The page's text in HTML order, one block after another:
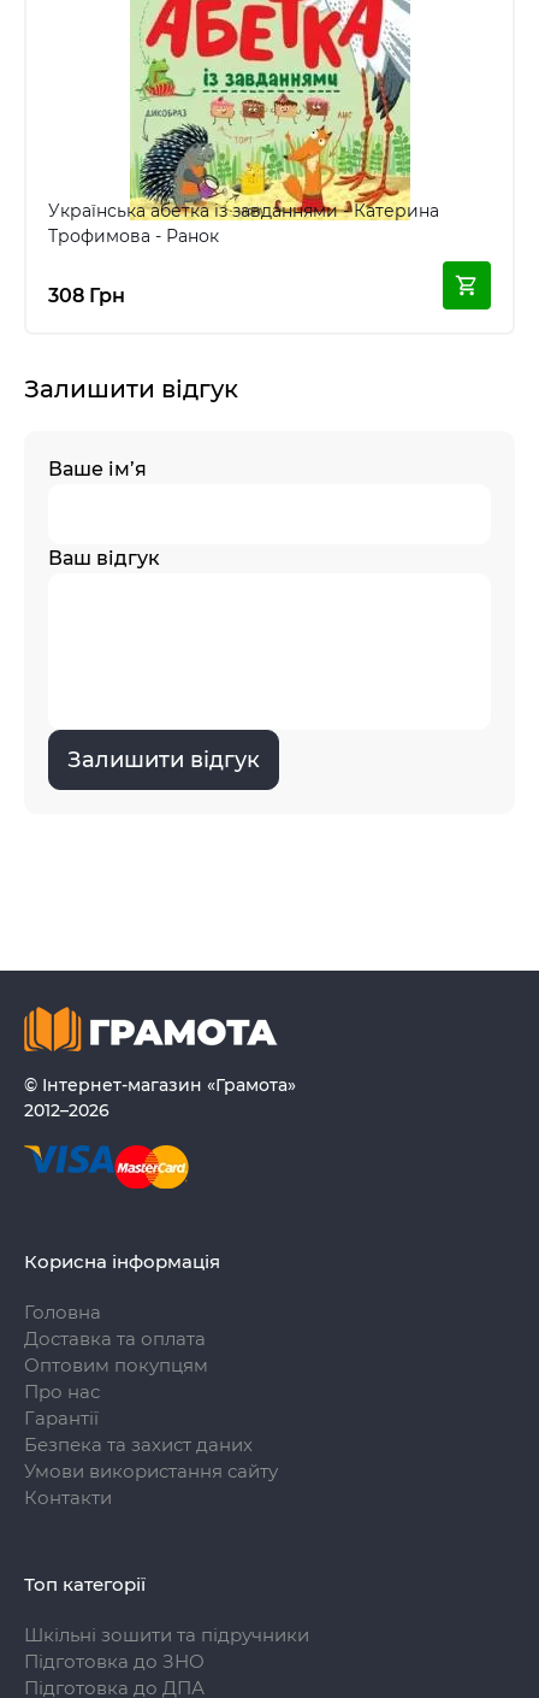
Українська абетка із завданнями - Катерина
Трофимова - Ранок
308 Грн
Залишити відгук
Ваше ім’я
Ваш відгук
Залишити відгук
© Інтернет-магазин «Грамота»
2012–2026
Корисна інформація
Головна
Доставка та оплата
Оптовим покупцям
Про нас
Гарантії
Безпека та захист даних
Умови використання сайту
Контакти
Топ категорії
Шкільні зошити та підручники
Підготовка до ЗНО
Підготовка до ДПА